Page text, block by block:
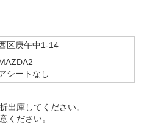
区庚午中1-14
シートなし
出庫してください。
ください。